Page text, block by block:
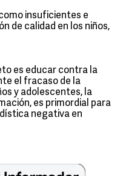
insuficientes e
de calidad en los niños,
es educar contra la
el fracaso de la
y adolescentes, la
es primordial para
negativa en